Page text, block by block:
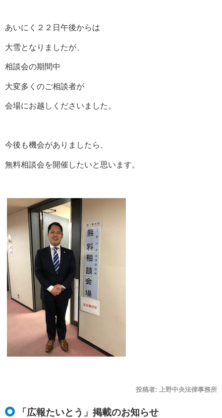
あいにく２２日午後からは
大雪となりましたが、
相談会の期間中
大変多くのご相談者が
会場にお越しくださいました。
今後も機会がありましたら、
無料相談会を開催したいと思います。
投稿者: 上野中央法律事務所
「広報たいとう」掲載のお知らせ